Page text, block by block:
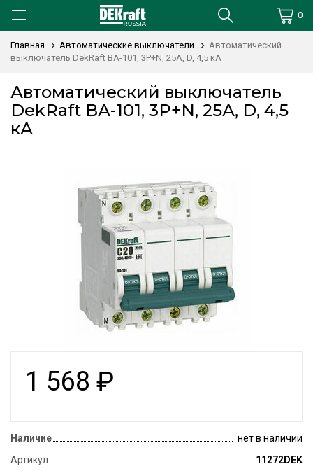
0
Главная Автоматические выключатели
Автоматический
выключатель DekRaft ВА-101, 3P+N, 25А, D, 4,5 кА
Автоматический выключатель
DekRaft ВА-101, 3P+N, 25А, D, 4,5
кА
1 568 ₽
Наличие
нет в наличии
Артикул
11272DEK